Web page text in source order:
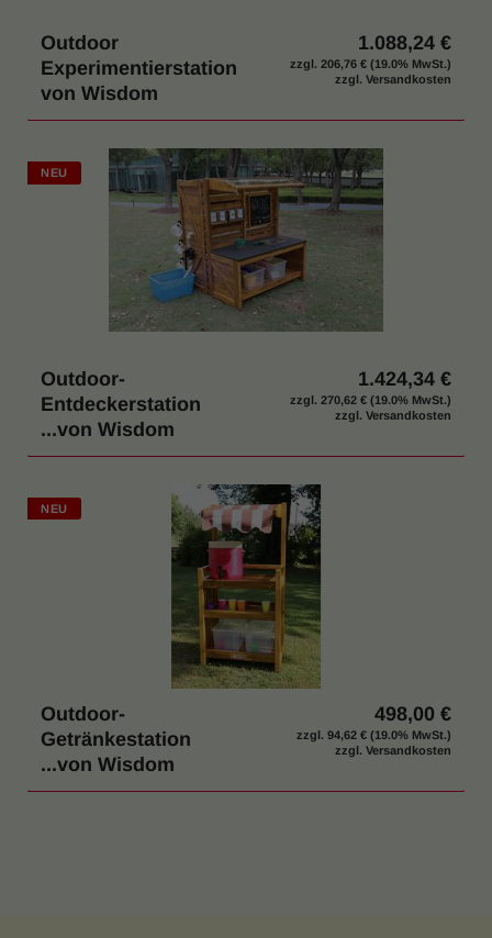
Outdoor
Experimentierstation
von Wisdom
1.088,24 €
zzgl. 206,76 € (19.0% MwSt.)
zzgl. Versandkosten
NEU
Outdoor-
Entdeckerstation
...von Wisdom
1.424,34 €
zzgl. 270,62 € (19.0% MwSt.)
zzgl. Versandkosten
NEU
Outdoor-
Getränkestation
...von Wisdom
498,00 €
zzgl. 94,62 € (19.0% MwSt.)
zzgl. Versandkosten